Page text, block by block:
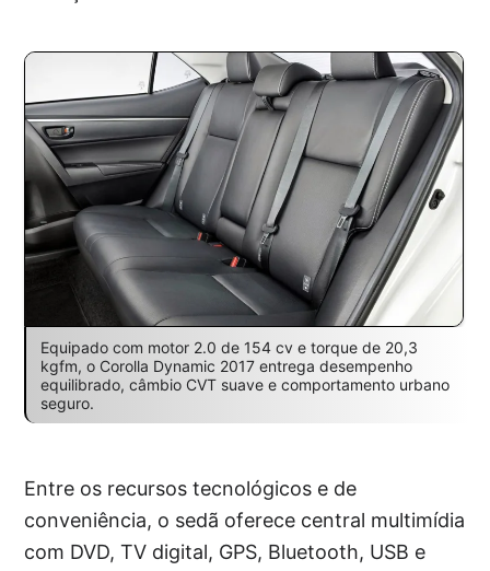
Equipado com motor 2.0 de 154 cv e torque de 20,3
kgfm, o Corolla Dynamic 2017 entrega desempenho
equilibrado, câmbio CVT suave e comportamento urbano
seguro.
Entre os recursos tecnológicos e de
conveniência, o sedã oferece central multimídia
com DVD, TV digital, GPS, Bluetooth, USB e